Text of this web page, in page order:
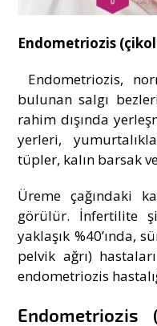
Endometriozis
Endometriozis,
bulunan salgı
rahim dışında
yerleri,
tüpler, kalın barsak
Üreme çağındaki
görülür. İnfertilite
yaklaşık %40’ında,
pelvik ağrı)
endometriozis